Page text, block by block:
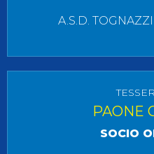
A.S.D.
PAONE
SOCIO